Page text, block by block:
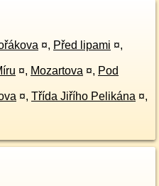
¤, Před lipami ¤,
¤, Mozartova ¤, Pod
¤, Třída Jiřího Pelikána ¤,